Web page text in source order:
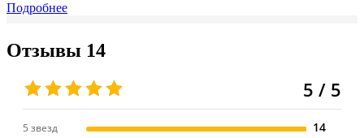
Подробнее
Отзывы 14
5 / 5
5 звезд 14